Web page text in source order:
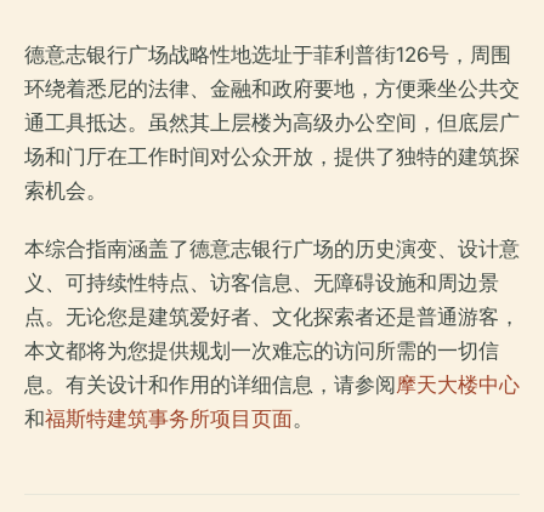
德意志银行广场战略性地选址于菲利普街126号，周围
环绕着悉尼的法律、金融和政府要地，方便乘坐公共交
通工具抵达。虽然其上层楼为高级办公空间，但底层广
场和门厅在工作时间对公众开放，提供了独特的建筑探
索机会。
本综合指南涵盖了德意志银行广场的历史演变、设计意
义、可持续性特点、访客信息、无障碍设施和周边景
点。无论您是建筑爱好者、文化探索者还是普通游客，
本文都将为您提供规划一次难忘的访问所需的一切信
息。有关设计和作用的详细信息，请参阅摩天大楼中心
和福斯特建筑事务所项目页面。